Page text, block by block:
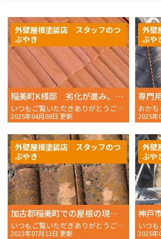
稲美町K様邸 劣化が進み、カビてしまったモニエル瓦屋根の耐久性を取り戻しました！
いつもご覧いただきありがとうございます。 おかちゃんペイン
2025年04月08日 更新
外壁屋根塗装店 スタッフのつ
ぶやき
2025年
外壁
ぶや
加古郡稲美町での屋根の現場調査の様子
いつもご覧いただきありがとうございます。 おかちゃんペイ
2023年07月13日 更新
外壁屋根塗装店 スタッフのつ
ぶやき
2025年
外壁
ぶや